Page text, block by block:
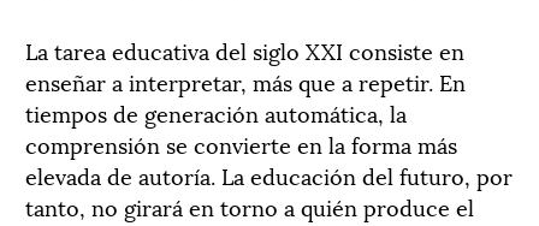
La tarea educativa del siglo XXI consiste en
enseñar a interpretar, más que a repetir. En
tiempos de generación automática, la
comprensión se convierte en la forma más
elevada de autoría. La educación del futuro, por
tanto, no girará en torno a quién produce el